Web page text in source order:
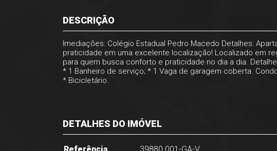
DESCRIÇÃO
Imediações: Colégio Estadual Pedro Macedo Detalhes:
praticidade em uma excelente localização! Localizado em
para quem busca conforto e praticidade no dia a dia.
* 1 Banheiro de serviço; * 1 Vaga de garagem coberta.
* Bicicletário.
DETALHES DO IMÓVEL